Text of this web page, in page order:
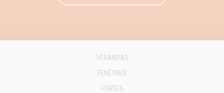
VÉRANDAS
FENÊTRES
PORTES